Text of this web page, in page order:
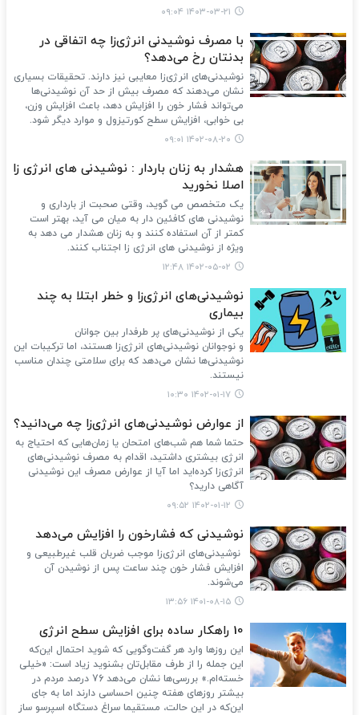
۱۴۰۳-۰۳-۲۱ ۰۹:۰۴
با مصرف نوشیدنی انرژی‌زا چه اتفاقی در
بدنتان رخ می‌دهد؟
نوشیدنی‌های انرژی‌زا معایبی نیز دارند. تحقیقات بسیاری
نشان می‌دهند که مصرف بیش از حد آن نوشیدنی‌ها
می‌تواند فشار خون را افزایش دهد، باعث افزایش وزن،
بی خوابی، افزایش سطح کورتیزول و موارد دیگر شود.
۱۴۰۲-۰۸-۲۰ ۰۹:۰۱
هشدار به زنان باردار : نوشیدنی های انرژی زا
اصلا نخورید
یک متخصص می گوید، وقتی صحبت از بارداری و
نوشیدنی های کافئین دار به میان می آید، بهتر است
کمتر از آن استفاده کنند و به زنان هشدار می دهد به
ویژه از نوشیدنی های انرژی زا اجتناب کنند.
۱۴۰۲-۰۵-۰۲ ۱۲:۴۸
نوشیدنی‌های انرژی‌زا و خطر ابتلا به چند
بیماری
یکی از نوشیدنی‌های پر طرفدار بین جوانان
و نوجوانان نوشیدنی‌های انرژی‌زا هستند، اما ترکیبات این
نوشیدنی‌ها نشان می‌دهد که برای سلامتی چندان مناسب
نیستند.
۱۴۰۲-۰۱-۱۷ ۱۰:۳۰
از عوارض نوشیدنی‌های انرژی‌زا چه می‌دانید؟
حتما شما هم شب‌های امتحان یا زمان‌هایی که احتیاج به
انرژی بیشتری داشتید، اقدام به مصرف نوشیدنی‌های
انرژی‌زا کرده‌اید اما آیا از عوارض مصرف این نوشیدنی
آگاهی دارید؟
۱۴۰۲-۰۱-۱۲ ۰۹:۵۲
نوشیدنی که فشارخون را افزایش می‌دهد
نوشیدنی‌های انرژی‌زا موجب ضربان قلب غیرطبیعی و
افزایش فشار خون چند ساعت پس از نوشیدن آن
می‌شوند.
۱۴۰۱-۰۸-۱۵ ۱۳:۵۶
10 راهکار ساده برای افزایش سطح انرژی
این روزها وارد هر گفت‌وگویی که شوید احتمال این‌که
این جمله را از طرف مقابل‌تان بشنوید زیاد است: «خیلی
خسته‌ام.» بررسی‌ها نشان می‌دهد 76 درصد مردم در
بیشتر روزهای هفته چنین احساسی دارند اما به جای
این‌که در این حالت، مستقیما سراغ دستگاه اسپرسو ساز